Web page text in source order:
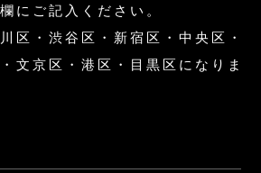
にご記入ください。
区・渋谷区・新宿区・中央区・
文京区・港区・目黒区になりま